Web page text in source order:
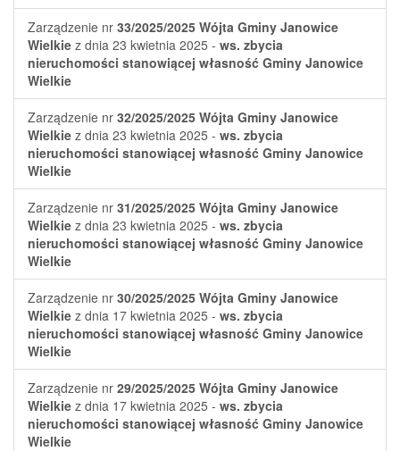
Zarządzenie nr 33/2025/2025 Wójta Gminy Janowice
Wielkie z dnia 23 kwietnia 2025 - ws. zbycia
nieruchomości stanowiącej własność Gminy Janowice
Wielkie
Zarządzenie nr 32/2025/2025 Wójta Gminy Janowice
Wielkie z dnia 23 kwietnia 2025 - ws. zbycia
nieruchomości stanowiącej własność Gminy Janowice
Wielkie
Zarządzenie nr 31/2025/2025 Wójta Gminy Janowice
Wielkie z dnia 23 kwietnia 2025 - ws. zbycia
nieruchomości stanowiącej własność Gminy Janowice
Wielkie
Zarządzenie nr 30/2025/2025 Wójta Gminy Janowice
Wielkie z dnia 17 kwietnia 2025 - ws. zbycia
nieruchomości stanowiącej własność Gminy Janowice
Wielkie
Zarządzenie nr 29/2025/2025 Wójta Gminy Janowice
Wielkie z dnia 17 kwietnia 2025 - ws. zbycia
nieruchomości stanowiącej własność Gminy Janowice
Wielkie